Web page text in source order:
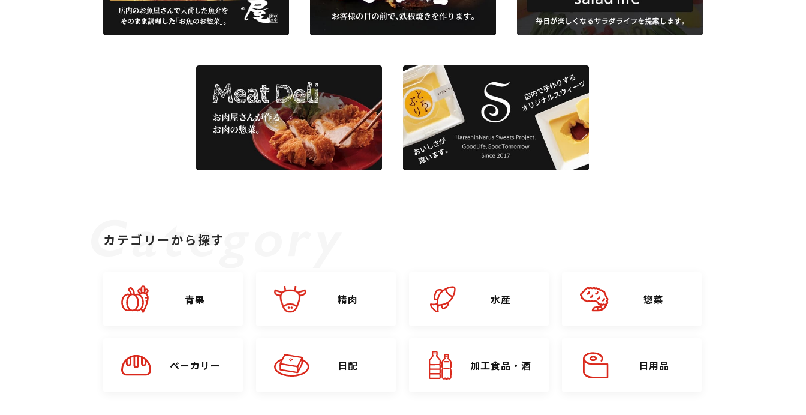
カテゴリーから探す
青果 精肉 水産 惣菜
ベーカリー 日配 加工食品・酒 日用品